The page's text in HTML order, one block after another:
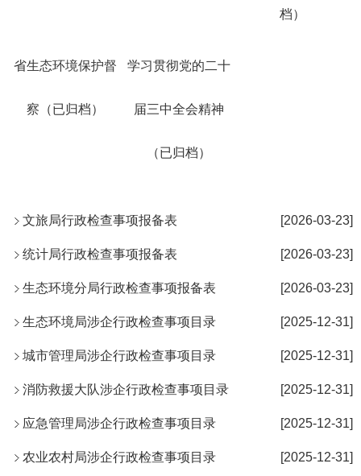
档）
省生态环境保护督
察（已归档）
学习贯彻党的二十
届三中全会精神
（已归档）
[2026-03-23]
文旅局行政检查事项报备表
[2026-03-23]
统计局行政检查事项报备表
[2026-03-23]
生态环境分局行政检查事项报备表
[2025-12-31]
生态环境局涉企行政检查事项目录
[2025-12-31]
城市管理局涉企行政检查事项目录
[2025-12-31]
消防救援大队涉企行政检查事项目录
[2025-12-31]
应急管理局涉企行政检查事项目录
[2025-12-31]
农业农村局涉企行政检查事项目录